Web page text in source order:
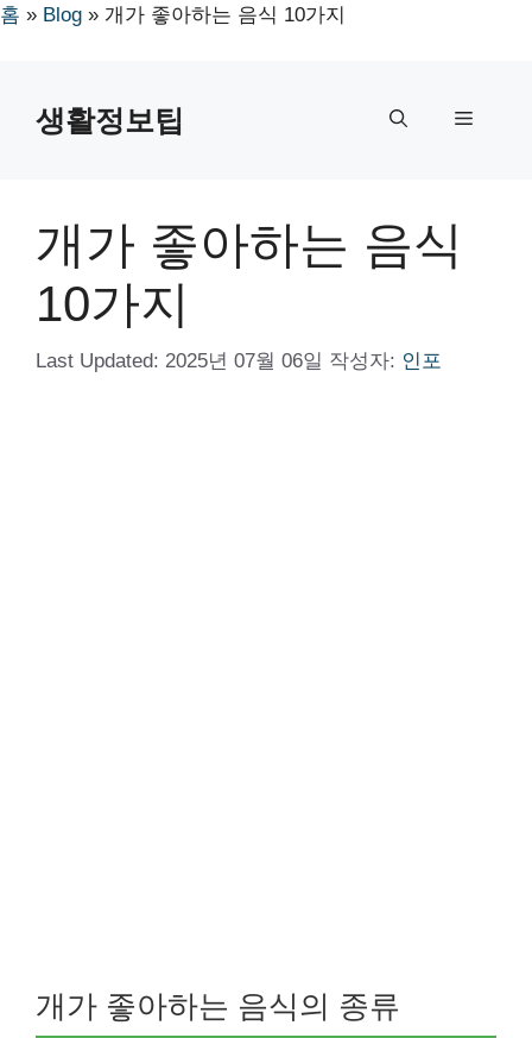
홈 » Blog » 개가 좋아하는 음식 10가지
생활정보팁 메
개가 좋아하는 음식
10가지
Last Updated: 2025년 07월 06일 작성자: 인포
개가 좋아하는 음식의 종류